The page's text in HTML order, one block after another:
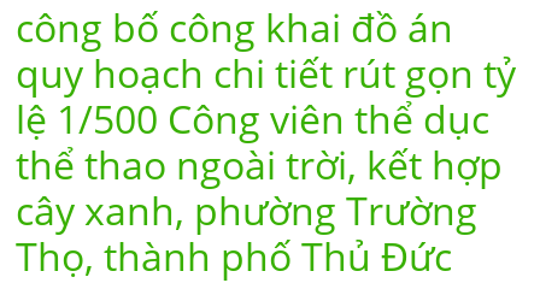
công bố công khai đồ án
quy hoạch chi tiết rút gọn tỷ
lệ 1/500 Công viên thể dục
thể thao ngoài trời, kết hợp
cây xanh, phường Trường
Thọ, thành phố Thủ Đức